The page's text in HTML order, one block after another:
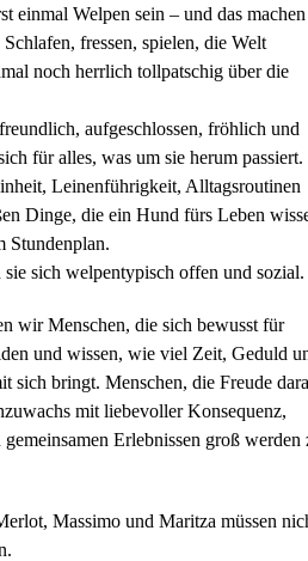
einmal Welpen sein – und das machen
fressen, spielen, die Welt
noch herrlich tollpatschig über die
aufgeschlossen, fröhlich und
für alles, was um sie herum passiert.
Leinenführigkeit, Alltagsroutinen
Dinge, die ein Hund fürs Leben
Stundenplan.
sich welpentypisch offen und sozial.
wir Menschen, die sich bewusst für
und wissen, wie viel Zeit, Geduld
sich bringt. Menschen, die Freude
mit liebevoller Konsequenz,
Erlebnissen groß werden
Massimo und Maritza müssen